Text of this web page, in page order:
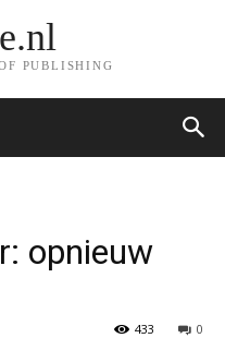
PUBLISHING
opnieuw
0
433